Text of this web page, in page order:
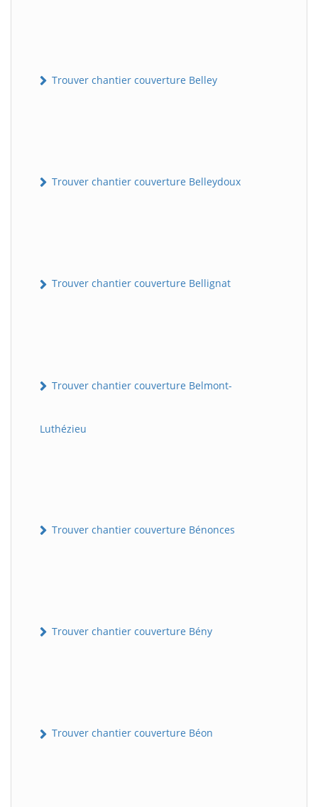
Trouver chantier couverture Belley
Trouver chantier couverture Belleydoux
Trouver chantier couverture Bellignat
Trouver chantier couverture Belmont-
Luthézieu
Trouver chantier couverture Bénonces
Trouver chantier couverture Bény
Trouver chantier couverture Béon